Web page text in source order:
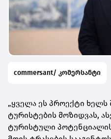
commersant/ კომერსანტი
„ყველა ეს პროექტი
ტურისტების მოზიდვას,
ტურისტული პოტენციალის